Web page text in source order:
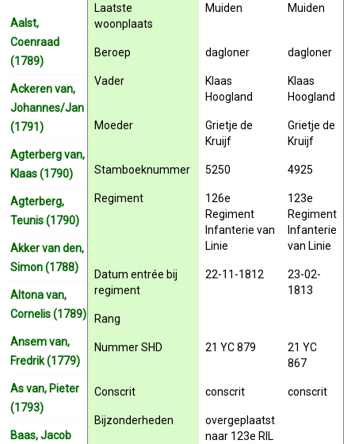
Laatste
woonplaats
Muiden Muiden
Beroep dagloner dagloner
Vader
Klaas
Hoogland
Klaas
Hoogland
Moeder
Grietje de
Kruijf
Grietje de
Kruijf
Stamboeknummer 5250 4925
Regiment
126e
Regiment
Infanterie van
Linie
123e
Regiment
Infanterie
van Linie
Datum entrée bij
regiment
22-11-1812
23-02-
1813
Rang
Nummer SHD 21 YC 879
21 YC
867
Conscrit conscrit conscrit
Bijzonderheden
overgeplaatst
naar 123e RIL
Aalst,
Coenraad
(1789)
Ackeren van,
Johannes/Jan
(1791)
Agterberg van,
Klaas (1790)
Agterberg,
Teunis (1790)
Akker van den,
Simon (1788)
Altona van,
Cornelis (1789)
Ansem van,
Fredrik (1779)
As van, Pieter
(1793)
Baas, Jacob